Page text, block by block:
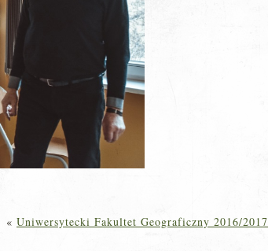
« Uniwersytecki Fakultet Geograficzny 2016/2017